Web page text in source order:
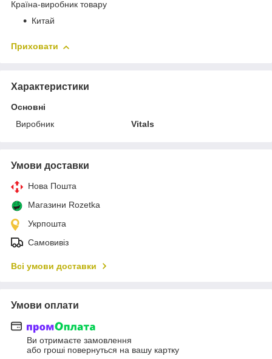
Країна-виробник товару
Китай
Приховати
Характеристики
Основні
Виробник
Vitals
Умови доставки
Нова Пошта
Магазини Rozetka
Укрпошта
Самовивіз
Всі умови доставки
Умови оплати
Ви отримаєте замовлення
або гроші повернуться на вашу картку